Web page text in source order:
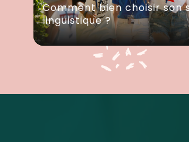
Comment bien choisir son
linguistique ?